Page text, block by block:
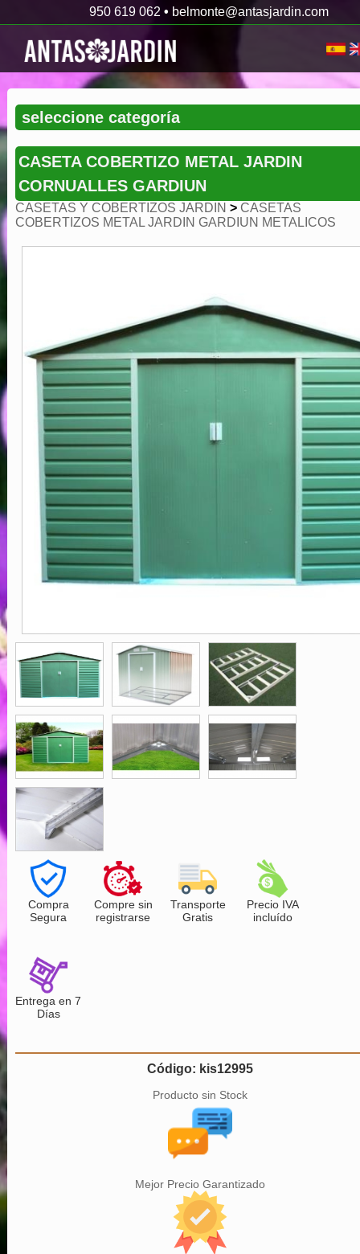
950 619 062 • belmonte@antasjardin.com
CASETA COBERTIZO METAL JARDIN
CORNUALLES GARDIUN
CASETAS Y COBERTIZOS JARDIN > CASETAS
COBERTIZOS METAL JARDIN GARDIUN METALICOS
Compra
Segura
Compre sin
registrarse
Transporte
Gratis
Precio IVA
incluído
Entrega en 7
Días
Código: kis12995
Producto sin Stock
Mejor Precio Garantizado